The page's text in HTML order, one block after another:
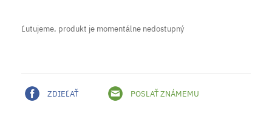
Ľutujeme, produkt je momentálne nedostupný
ZDIEĽAŤ POSLAŤ ZNÁMEMU